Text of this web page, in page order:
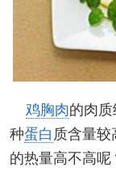
鸡胸肉的肉
种蛋白 质含量较
的热量高不高呢